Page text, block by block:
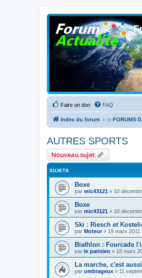
Faire un don FAQ
Index du forum :: FORUMS
AUTRES SPORTS
Nouveau sujet
SUJETS
Boxe
par mic43121 » 10
Boxe
par mic43121 » 10
Ski : Riesch et
par Moteur» 19 mars 2011
Biathlon : Fourcade
par le parisien » 18 mars
La marche, c'est
par ombrageux » 11